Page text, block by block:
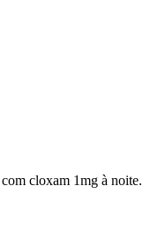
cloxam 1mg à noite.